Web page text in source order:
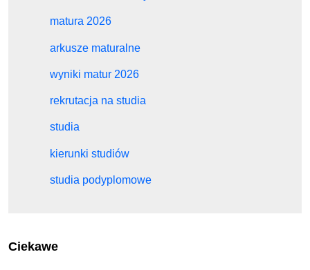
matura 2026
arkusze maturalne
wyniki matur 2026
rekrutacja na studia
studia
kierunki studiów
studia podyplomowe
Ciekawe